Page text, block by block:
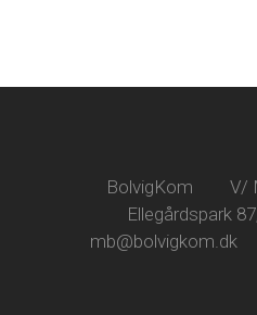
BolvigKom
V/
Ellegårdspark
mb@bolvigkom.dk